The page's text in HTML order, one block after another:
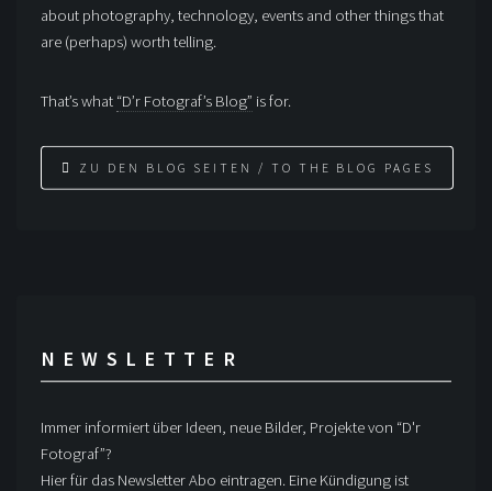
about photography, technology, events and other things that
are (perhaps) worth telling.
That’s what “D’r Fotograf’s Blog” is for.
ZU DEN BLOG SEITEN / TO THE BLOG PAGES
NEWSLETTER
Immer informiert über Ideen, neue Bilder, Projekte von “D'r
Fotograf”?
Hier für das Newsletter Abo eintragen. Eine Kündigung ist